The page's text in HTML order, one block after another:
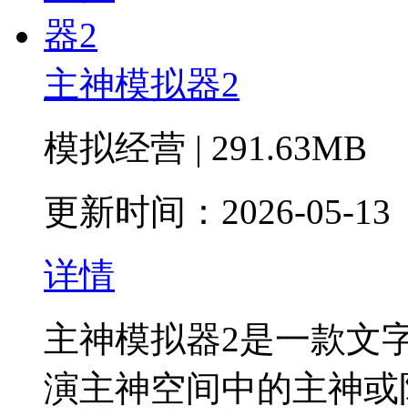
主神模拟器2
模拟经营 | 291.63MB
更新时间：2026-05-13
详情
主神模拟器2是一款文
演主神空间中的主神